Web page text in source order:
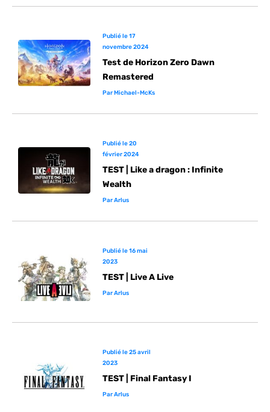
Publié le17
novembre 2024
Test de Horizon Zero Dawn
Remastered
ParMichael-McKs
Publié le20
février 2024
TEST | Like a dragon : Infinite
Wealth
ParArlus
Publié le16 mai
2023
TEST | Live A Live
ParArlus
Publié le25 avril
2023
TEST | Final Fantasy I
ParArlus